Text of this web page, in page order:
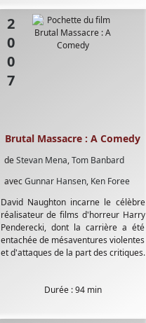
2007
deStevan Mena,Tom Banbard
avecGunnar Hansen, Ken Foree
Brutal Massacre : A Comedy
David Naughton incarne le célèbre
réalisateur de films d'horreur Harry
Penderecki, dont la carrière a été
entachée de mésaventures violentes
et d'attaques de la part des critiques.
Durée : 94 min